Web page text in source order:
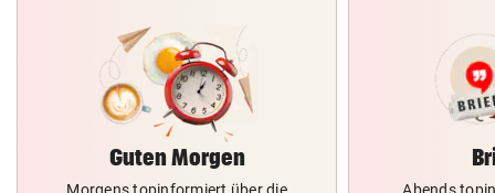
Guten Morgen